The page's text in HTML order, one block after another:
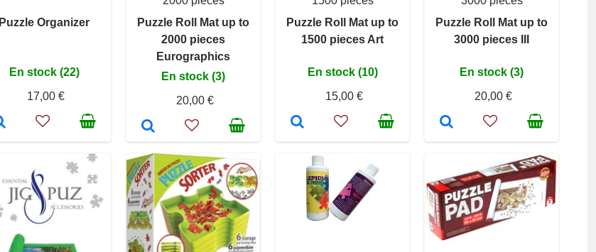
Puzzle Organizer
En stock (22)
17,00 €
Puzzle Roll Mat up to
2000 pieces
Eurographics
En stock (3)
20,00 €
Puzzle Roll Mat up to
1500 pieces Art
En stock (10)
15,00 €
Puzzle Roll Mat up to
3000 pieces III
En stock (3)
20,00 €